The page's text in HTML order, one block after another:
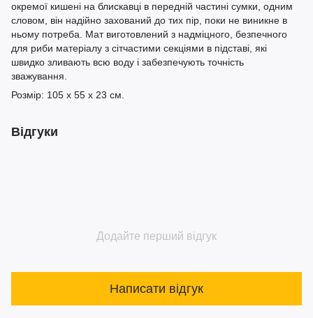
окремої кишені на блискавці в передній частині сумки, одним
словом, він надійно захований до тих пір, поки не виникне в
ньому потреба. Мат виготовлений з надміцного, безпечного
для риби матеріалу з сітчастими секціями в підставі, які
швидко зливають всю воду і забезпечують точність
зважування.
Розмір: 105 x 55 x 23 см.
Відгуки
Додайте перший відгук
Написати відгук